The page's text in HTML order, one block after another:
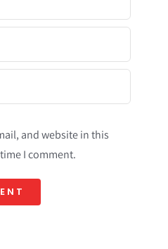
and website in this
I comment.